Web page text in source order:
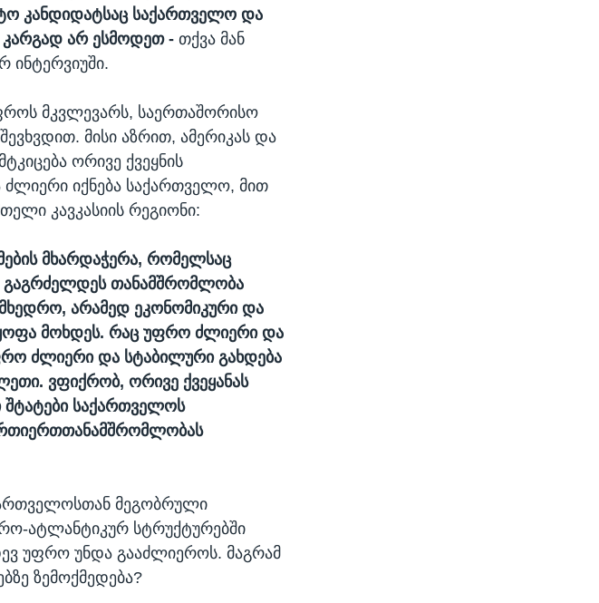
კანდიდატსაც საქართველო და
არ ესმოდეთ - თქვა მან
ინტერვიუში.
მკვლევარს, საერთაშორისო
მისი აზრით, ამერიკას და
ორივე ქვეყნის
იქნება საქართველო, მით
კავკასიის რეგიონი:
მხარდაჭერა, რომელსაც
თანამშრომლობა
არამედ ეკონომიკური და
მოხდეს. რაც უფრო ძლიერი და
ძლიერი და სტაბილური გახდება
ვფიქრობ, ორივე ქვეყანას
შტატები საქართველოს
მეგობრული
ატლანტიკურ სტრუქტურებში
უფრო უნდა გააძლიეროს. მაგრამ
ზემოქმედება?